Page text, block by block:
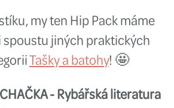
oceníte při
za pár peněz